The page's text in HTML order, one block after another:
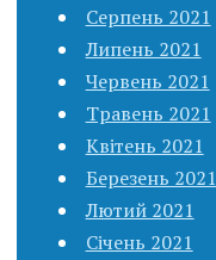
Серпень 2021
Липень 2021
Червень 2021
Травень 2021
Квітень 2021
Березень 2021
Лютий 2021
Січень 2021